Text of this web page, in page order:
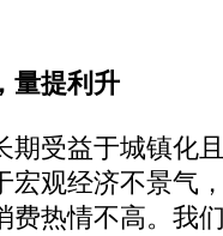
量提利升
受益于城镇化
宏观经济不景气
费热情不高。我